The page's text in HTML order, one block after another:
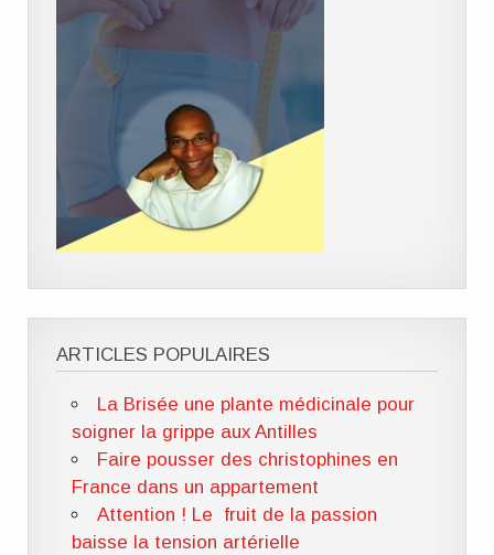
ARTICLES POPULAIRES
La Brisée une plante médicinale pour
soigner la grippe aux Antilles
Faire pousser des christophines en
France dans un appartement
Attention ! Le fruit de la passion
baisse la tension artérielle